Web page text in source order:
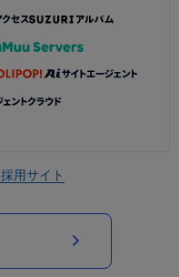
採用サイト